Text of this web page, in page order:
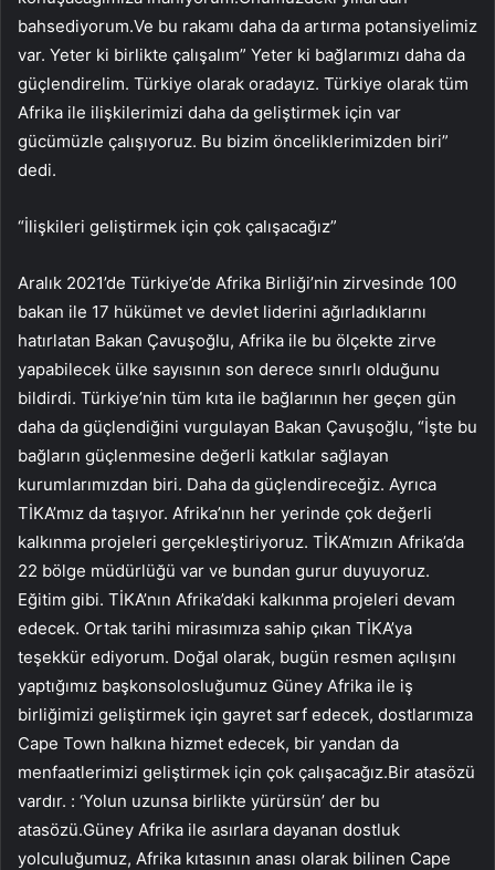
bahsediyorum.Ve bu rakamı daha da artırma potansiyelimiz
var. Yeter ki birlikte çalışalım” Yeter ki bağlarımızı daha da
güçlendirelim. Türkiye olarak oradayız. Türkiye olarak tüm
Afrika ile ilişkilerimizi daha da geliştirmek için var
gücümüzle çalışıyoruz. Bu bizim önceliklerimizden biri”
dedi.
“İlişkileri geliştirmek için çok çalışacağız”
Aralık 2021’de Türkiye’de Afrika Birliği’nin zirvesinde 100
bakan ile 17 hükümet ve devlet liderini ağırladıklarını
hatırlatan Bakan Çavuşoğlu, Afrika ile bu ölçekte zirve
yapabilecek ülke sayısının son derece sınırlı olduğunu
bildirdi. Türkiye’nin tüm kıta ile bağlarının her geçen gün
daha da güçlendiğini vurgulayan Bakan Çavuşoğlu, “İşte bu
bağların güçlenmesine değerli katkılar sağlayan
kurumlarımızdan biri. Daha da güçlendireceğiz. Ayrıca
TİKA’mız da taşıyor. Afrika’nın her yerinde çok değerli
kalkınma projeleri gerçekleştiriyoruz. TİKA’mızın Afrika’da
22 bölge müdürlüğü var ve bundan gurur duyuyoruz.
Eğitim gibi. TİKA’nın Afrika’daki kalkınma projeleri devam
edecek. Ortak tarihi mirasımıza sahip çıkan TİKA’ya
teşekkür ediyorum. Doğal olarak, bugün resmen açılışını
yaptığımız başkonsolosluğumuz Güney Afrika ile iş
birliğimizi geliştirmek için gayret sarf edecek, dostlarımıza
Cape Town halkına hizmet edecek, bir yandan da
menfaatlerimizi geliştirmek için çok çalışacağız.Bir atasözü
vardır. : ‘Yolun uzunsa birlikte yürürsün’ der bu
atasözü.Güney Afrika ile asırlara dayanan dostluk
yolculuğumuz, Afrika kıtasının anası olarak bilinen Cape